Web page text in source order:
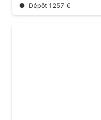
● Dépôt 1 257 €